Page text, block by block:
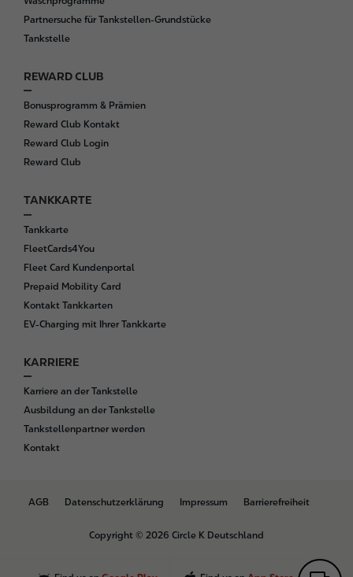
Partnersuche für Tankstellen-Grundstücke
Tankstelle
REWARD CLUB
Bonusprogramm & Prämien
Reward Club Kontakt
Reward Club Login
Reward Club
TANKKARTE
Tankkarte
FleetCards4You
Fleet Card Kundenportal
Prepaid Mobility Card
Kontakt Tankkarten
EV-Charging mit Ihrer Tankkarte
KARRIERE
Karriere an der Tankstelle
Ausbildung an der Tankstelle
Tankstellenpartner werden
Kontakt
B
AGB Datenschutzerklärung Impressum Barrierefreiheit
Copyright © 2026 Circle K Deutschland